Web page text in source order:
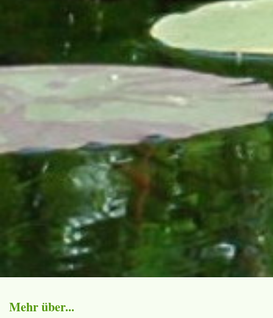
Mehr über...